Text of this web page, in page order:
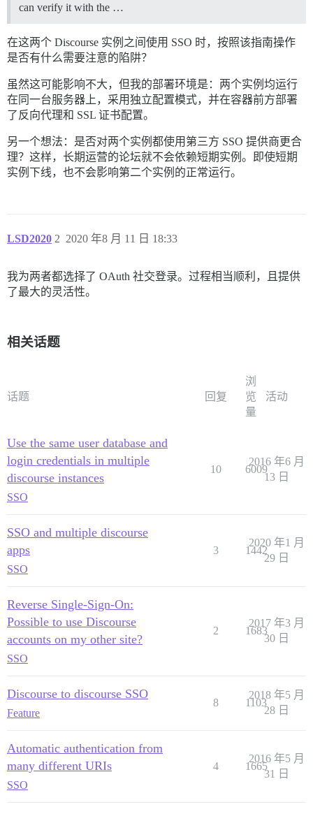
can verify it with the …
在这两个 Discourse 实例之间使用 SSO 时，按照该指南操作
是否有什么需要注意的陷阱？
虽然这可能影响不大，但我的部署环境是：两个实例均运行
在同一台服务器上，采用独立配置模式，并在容器前方部署
了反向代理和 SSL 证书配置。
另一个想法：是否对两个实例都使用第三方 SSO 提供商更合
理？这样，长期运营的论坛就不会依赖短期实例。即使短期
实例下线，也不会影响第二个实例的正常运行。
LSD2020 2020 年8 月 11 日 18:33
2
我为两者都选择了 OAuth 社交登录。过程相当顺利，且提供
了最大的灵活性。
相关话题
话题 回复
浏
览
量
活动
Use the same user database and
login credentials in multiple
discourse instances
SSO
10 6009
2016 年6 月
13 日
SSO and multiple discourse
apps
SSO
3 1442
2020 年1 月
29 日
Reverse Single-Sign-On:
Possible to use Discourse
accounts on my other site?
SSO
2 1683
2017 年3 月
30 日
Discourse to discourse SSO
Feature
8 1103
2018 年5 月
28 日
Automatic authentication from
many different URIs
SSO
4 1665
2016 年5 月
31 日